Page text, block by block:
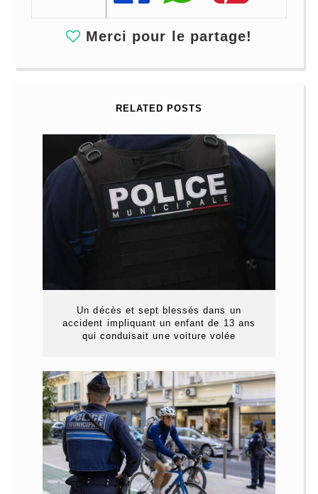
Merci pour le partage!
RELATED POSTS
Un décès et sept blessés dans un
accident impliquant un enfant de 13 ans
qui conduisait une voiture volée